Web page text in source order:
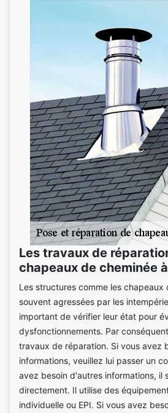
Les travaux de
chapeaux de cheminée
Les structures comme les chapeaux
souvent agressées par les
important de vérifier leur état pour
dysfonctionnements. Par
travaux de réparation. Si vous avez
informations, veuillez lui passer un
avez besoin d'autres informations, il
directement. Il utilise des
individuelle ou EPI. Si vous avez